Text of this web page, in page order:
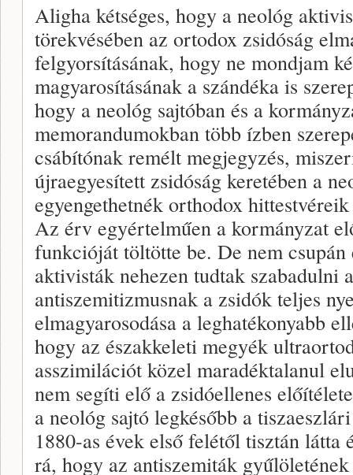
Aligha kétséges, hogy a neológ
törekvésében az ortodox zsidóság
felgyorsításának, hogy ne mondjam
magyarosításának a szándéka is
hogy a neológ sajtóban és a
memorandumokban több ízben
csábítónak remélt megjegyzés,
újraegyesített zsidóság keretében a
egyengethetnék orthodox
Az érv egyértelműen a kormányzat
funkcióját töltötte be. De nem
aktivisták nehezen tudtak szabadulni
antiszemitizmusnak a zsidók teljes
elmagyarosodása a leghatékonyabb
hogy az északkeleti megyék
asszimilációt közel maradéktalanul
nem segíti elő a zsidóellenes
a neológ sajtó legkésőbb a
1880-as évek első felétől tisztán látta
rá, hogy az antiszemiták